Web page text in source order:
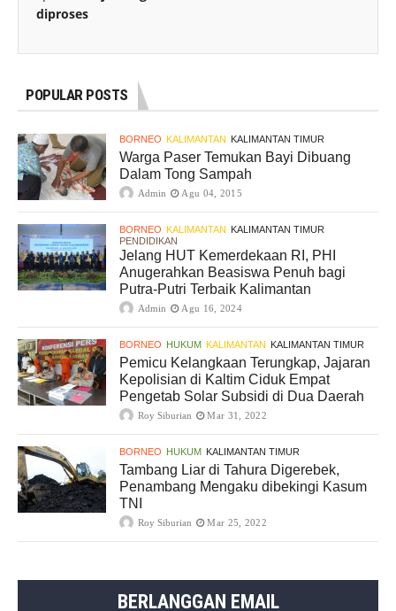
diproses
POPULAR POSTS
BORNEO KALIMANTAN KALIMANTAN TIMUR
Warga Paser Temukan Bayi Dibuang
Dalam Tong Sampah
Admin Agu 04, 2015
BORNEO KALIMANTAN KALIMANTAN TIMUR
PENDIDIKAN
Jelang HUT Kemerdekaan RI, PHI
Anugerahkan Beasiswa Penuh bagi
Putra-Putri Terbaik Kalimantan
Admin Agu 16, 2024
BORNEO HUKUM KALIMANTAN KALIMANTAN TIMUR
Pemicu Kelangkaan Terungkap, Jajaran
Kepolisian di Kaltim Ciduk Empat
Pengetab Solar Subsidi di Dua Daerah
Roy Siburian Mar 31, 2022
BORNEO HUKUM KALIMANTAN TIMUR
Tambang Liar di Tahura Digerebek,
Penambang Mengaku dibekingi Kasum
TNI
Roy Siburian Mar 25, 2022
BERLANGGAN EMAIL